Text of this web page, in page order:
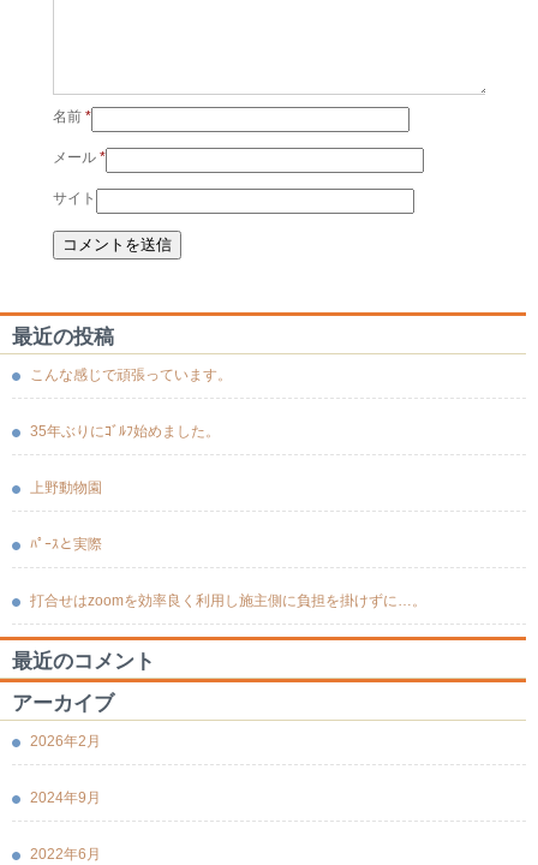
名前*
メール*
サイト
最近の投稿
こんな感じで頑張っています。
35年ぶりにｺﾞﾙﾌ始めました。
上野動物園
ﾊﾟｰｽと実際
打合せはzoomを効率良く利用し施主側に負担を掛けずに…。
最近のコメント
アーカイブ
2026年2月
2024年9月
2022年6月